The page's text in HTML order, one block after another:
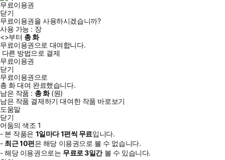
무료이용권
닫기
무료이용권을 사용하시겠습니까?
사용 가능 : 장
<>부터 총화
무료이용권으로 대여합니다.
다른 방법으로 결제
무료이용권
닫기
무료이용권으로
총화대여 완료했습니다.
남은 작품 : 총화(원)
남은 작품 결제하기 대여한 작품 바로보기
도움말
닫기
어둠의 색조 1
- 본 작품은 1일마다1편씩 무료입니다.
- 최근10편은 해당 이용권으로 볼 수 없습니다.
- 해당 이용권으로는 무료로3일간볼 수 있습니다.